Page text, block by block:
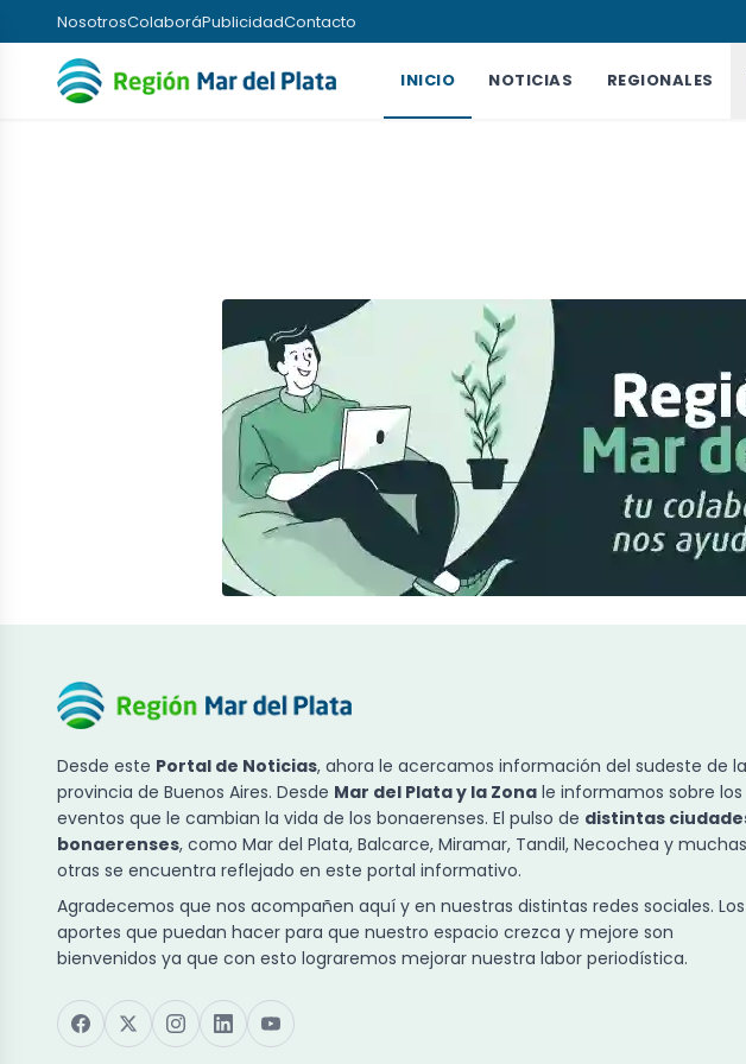
NosotrosColaboráPublicidadContacto
INICIO NOTICIAS REGIONALES
Desde este Portal de Noticias, ahora le acercamos información del sudeste de la
provincia de Buenos Aires. Desde Mar del Plata y la Zona le informamos sobre los
eventos que le cambian la vida de los bonaerenses. El pulso de distintas
bonaerenses, como Mar del Plata, Balcarce, Miramar, Tandil, Necochea y muchas
otras se encuentra reflejado en este portal informativo.
Agradecemos que nos acompañen aquí y en nuestras distintas redes sociales. Los
aportes que puedan hacer para que nuestro espacio crezca y mejore son
bienvenidos ya que con esto lograremos mejorar nuestra labor periodística.